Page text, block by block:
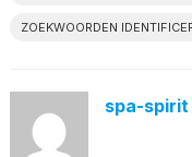
ZOEKWOORDEN
spa-spirit